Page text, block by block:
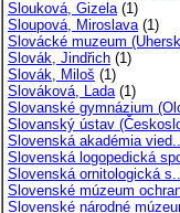
Slouková, Gizela(1)
Sloupová, Miroslava(1)
Slovácké muzeum
Slovák, Jindřich (1)
Slovák, Miloš (1)
Slováková, Lada(1)
Slovanské gymnázium
Slovanský ústav
Slovenská akadémia
Slovenská logopedická
Slovenská ornitologická s..
Slovenské múzeum
Slovenské národné